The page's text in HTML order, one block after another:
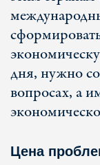
дня, нужно
вопросах, а
Цена